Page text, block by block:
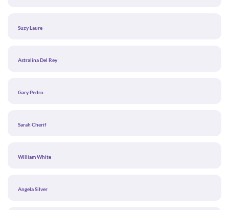
Suzy Laure
Astralina Del Rey
Gary Pedro
Sarah Cherif
William White
Angela Silver